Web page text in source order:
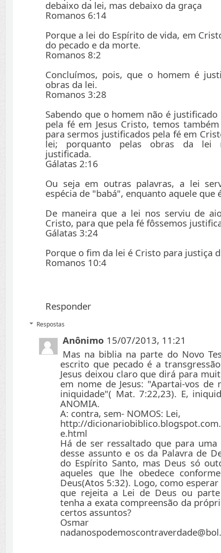
debaixo da lei, mas debaixo da graça
Romanos 6:14
Porque a lei do Espírito de vida, em
do pecado e da morte.
Romanos 8:2
Concluímos, pois, que o homem é
obras da lei.
Romanos 3:28
Sabendo que o homem não é
pela fé em Jesus Cristo, temos
para sermos justificados pela fé em
lei; porquanto pelas obras da lei
justificada.
Gálatas 2:16
Ou seja em outras palavras, a lei
espécia de "babá", enquanto aquele que
De maneira que a lei nos serviu de
Cristo, para que pela fé fôssemos
Gálatas 3:24
Porque o fim da lei é Cristo para justiça
Romanos 10:4
Responder
Respostas
Anônimo 15/07/2013, 11:21
Mas na biblia na parte do Novo
escrito que pecado é a
Jesus deixou claro que dirá para
em nome de Jesus: "Apartai-vos
iniquidade"( Mat. 7:22,23). E,
ANOMIA.
A: contra, sem- NOMOS: Lei,
http://
e.html
Há de ser ressaltado que para uma
desse assunto e os da Palavra de
do Espírito Santo, mas Deus só
aqueles que lhe obedece
Deus(Atos 5:32). Logo, como
que rejeita a Lei de Deus ou
tenha a exata compreensão da
certos assuntos?
Osmar